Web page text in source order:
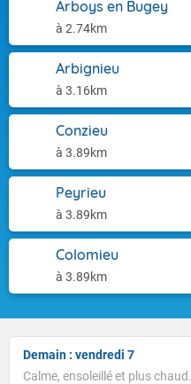
Arboys en Bugey
à 2.74km
Arbignieu
à 3.16km
Conzieu
à 3.89km
Peyrieu
à 3.89km
Colomieu
à 3.89km
Demain : vendredi 7
Calme, ensoleillé et plus chaud.